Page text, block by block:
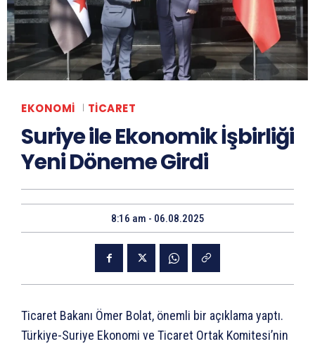
EKONOMI TICARET
Suriye ile Ekonomik İşbirliği
Yeni Döneme Girdi
8:16 am - 06.08.2025
Ticaret Bakanı Ömer Bolat, önemli bir açıklama yaptı.
Türkiye-Suriye Ekonomi ve Ticaret Ortak Komitesi’nin